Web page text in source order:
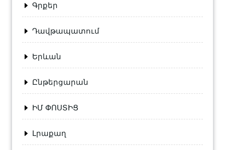
Գրքեր
Դավթապատում
Երևան
Ընթերցարան
ԻՄ ՓՈՍՏԻՑ
Լրաքաղ